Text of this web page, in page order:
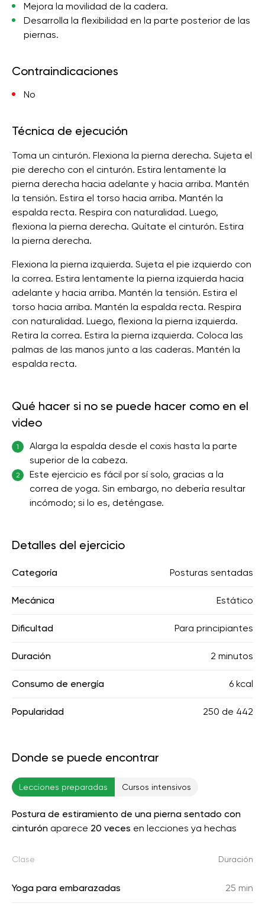
Mejora la movilidad de la cadera.
Desarrolla la flexibilidad en la parte posterior de las
piernas.
Contraindicaciones
No
Técnica de ejecución
Toma un cinturón. Flexiona la pierna derecha. Sujeta el
pie derecho con el cinturón. Estira lentamente la
pierna derecha hacia adelante y hacia arriba. Mantén
la tensión. Estira el torso hacia arriba. Mantén la
espalda recta. Respira con naturalidad. Luego,
flexiona la pierna derecha. Quítate el cinturón. Estira
la pierna derecha.
Flexiona la pierna izquierda. Sujeta el pie izquierdo con
la correa. Estira lentamente la pierna izquierda hacia
adelante y hacia arriba. Mantén la tensión. Estira el
torso hacia arriba. Mantén la espalda recta. Respira
con naturalidad. Luego, flexiona la pierna izquierda.
Retira la correa. Estira la pierna izquierda. Coloca las
palmas de las manos junto a las caderas. Mantén la
espalda recta.
Qué hacer si no se puede hacer como en el
video
1
Alarga la espalda desde el coxis hasta la parte
superior de la cabeza.
2
Este ejercicio es fácil por sí solo, gracias a la
correa de yoga. Sin embargo, no debería resultar
incómodo; si lo es, deténgase.
Detalles del ejercicio
Categoría Posturas sentadas
Mecánica Estático
Dificultad Para principiantes
Duración 2 minutos
Consumo de energía 6 kcal
Popularidad 250 de 442
Donde se puede encontrar
Lecciones preparadas Cursos intensivos
Postura de estiramiento de una pierna sentado con
cinturón aparece 20 veces en lecciones ya hechas
Clase Duración
Yoga para embarazadas 25 min